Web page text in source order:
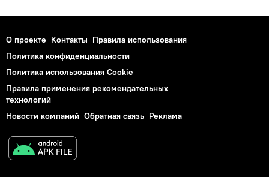
О проекте Контакты Правила использования
Политика конфиденциальности
Политика использования Cookie
Правила применения рекомендательных
технологий
Новости компаний Обратная связь Реклама